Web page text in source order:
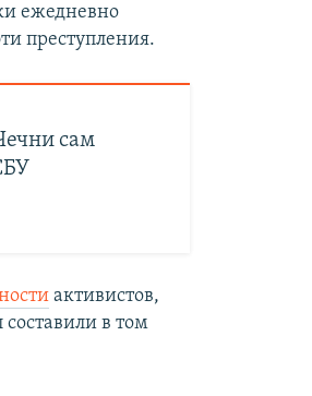
ежедневно
преступления.
сам
активистов,
в том